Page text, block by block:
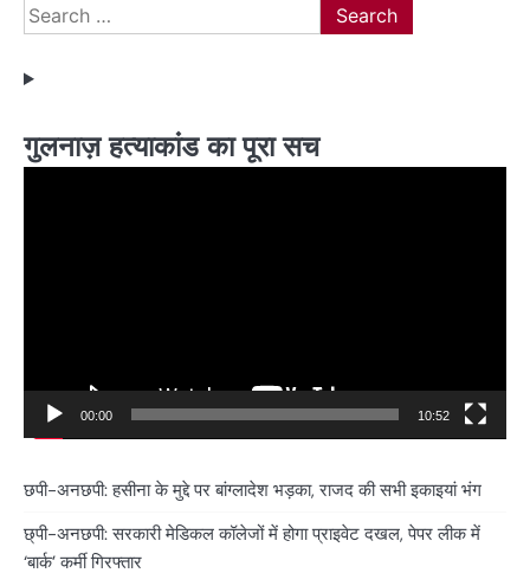
Search
for:
गुलनाज़ हत्याकांड का पूरा सच
00:00 10:52
छपी-अनछपी: हसीना के मुद्दे पर बांग्लादेश भड़का, राजद की सभी इकाइयां भंग
छ्पी-अनछपी: सरकारी मेडिकल कॉलेजों में होगा प्राइवेट दखल, पेपर लीक में
‘बार्क’ कर्मी गिरफ्तार